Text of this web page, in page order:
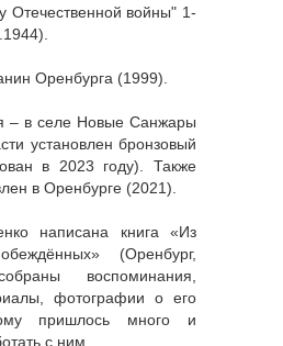
Отечественной войны" 1-
Оренбурга (1999).
– в селе Новые Санжары
установлен бронзовый
в 2023 году). Также
в Оренбурге (2021).
написана книга «Из
(Оренбург,
воспоминания,
фотографии о его
пришлось много и
с ним.